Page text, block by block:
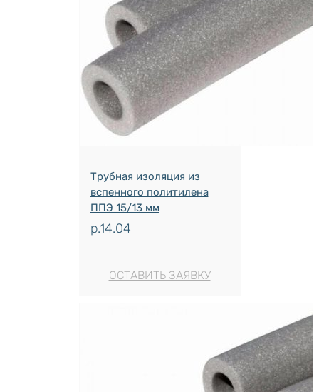
Трубная изоляция из
вспенного политилена
ППЭ 15/13 мм
р.14.04
ОСТАВИТЬ ЗАЯВКУ